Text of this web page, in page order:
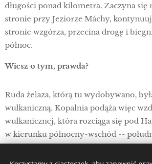
długości ponad kilometra. Zaczyna się
stronie przy Jeziorze Máchy,
stronie wzgórza, przecina drogę i
północ.
Wiesz o tym, prawda?
Ruda żelaza, którą tu wydobywano,
wulkaniczną. Kopalnia podąża więc
wulkanicznej, która rozciąga się pod
w kierunku północny-wschód --
wędrować wzdłuż miejsca wydobycia